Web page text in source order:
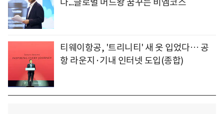
티웨이항공, '트리니티' 새 옷 입었다… 공
항 라운지·기내 인터넷 도입(종합)